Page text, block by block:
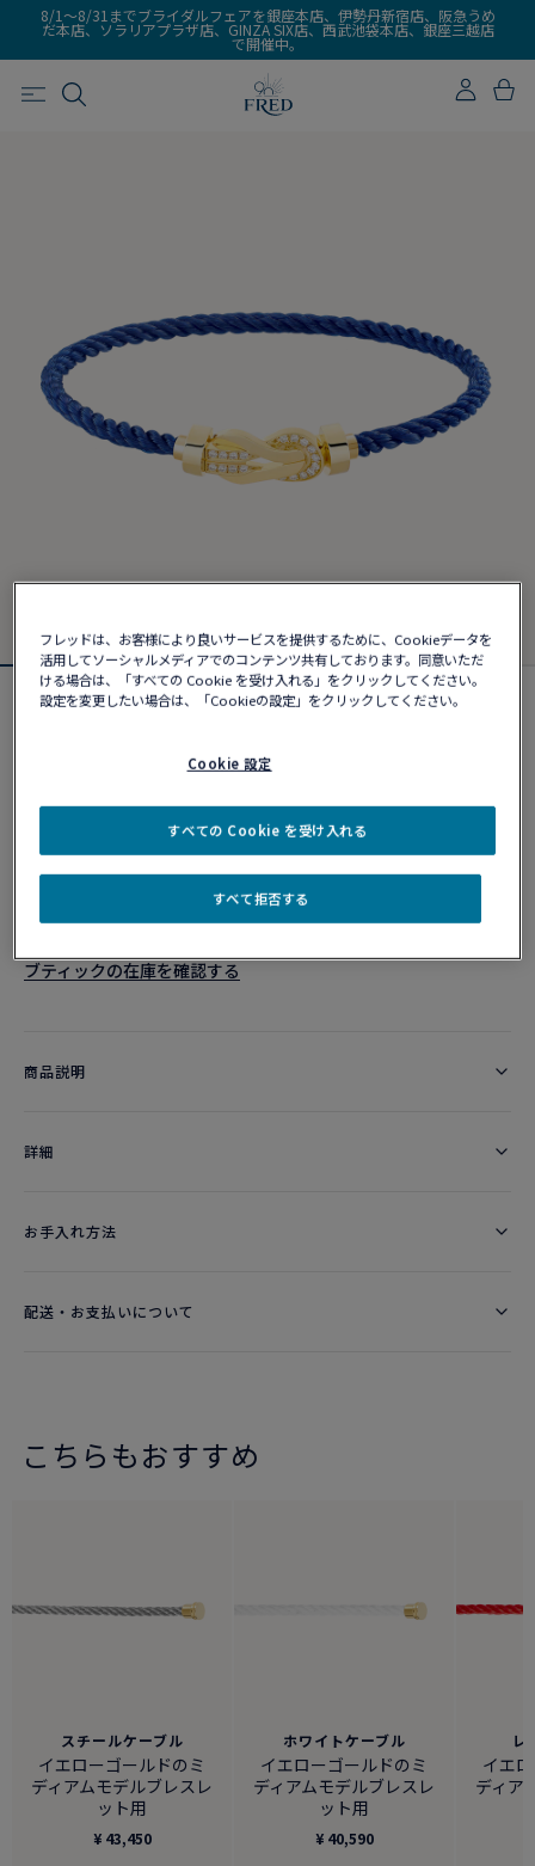
8/1～8/31までブライダルフェアを銀座本店、伊勢丹新宿店、阪急うめ
だ本店、ソラリアプラザ店、GINZA SIX店、西武池袋本店、銀座三越店
で開催中。
シャンス アンフィニ ブレスレット
カスタマイズ
ショッピングバッグに追加
ブティックの在庫を確認する​
商品説明
詳細​
お手入れ方法
配送・お支払いについて
こちらもおすすめ
スチールケーブル
イエローゴールドのミ
ディアムモデルブレスレ
ット用
¥ 43,450
ホワイトケーブル
イエローゴールドのミ
ディアムモデルブレスレ
ット用
¥ 40,590
レ
イエ
ディア
フレッドは、お客様により良いサービスを提供するために、Cookieデータを
活用してソーシャルメディアでのコンテンツ共有しております。同意いただ
ける場合は、「すべての Cookie を受け入れる」をクリックしてください。
設定を変更したい場合は、「Cookieの設定」をクリックしてください。
Cookie 設定
すべて拒否する
すべての Cookie を受け入れる